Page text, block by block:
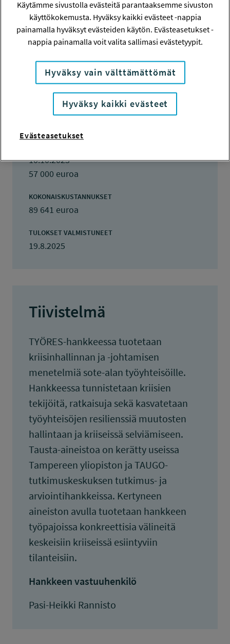
TOTEUTTAJA
Tampereen korkeakoulusäätiö sr
LISÄTIETOJA
Pasi-Heikki Rannisto
pasi-heikki.rannisto@tuni.fi
TOTEUTUSAIKA
10.10.2023
57 000 euroa
KOKONAISKUSTANNUKSET
89 641 euroa
TULOKSET VALMISTUNEET
19.8.2025
Tiivistelmä
TYÖRES-hankkeessa tuotetaan
kriisinhallinnan ja -johtamisen
menetelmiä sote-alan työyhteisöille.
Hankkeessa tunnistetaan kriisien
tekijöitä, ratkaisuja sekä kasvatetaan
työyhteisöjen resilienssiä muutosten
hallintaan ja kriiseissä selviämiseen.
Tausta-aineistoa on kerätty useissa
Tampereen yliopiston ja TAUGO-
tutkimuskeskuksen tutkimus- ja
arviointihankkeissa. Kertyneen
aineiston avulla tuotetaan hankkeen
työpajoissa konkreettisia välineitä
keskeisiin kriiseissä esiintyviin
tilanteisiin.
Hankkeen vastuuhenkilö
Pasi-Heikki Rannisto
Käytämme sivustolla evästeitä parantaaksemme sivuston
käyttökokemusta. Hyväksy kaikki evästeet -nappia
painamalla hyväksyt evästeiden käytön. Evästeasetukset -
nappia painamalla voit valita sallimasi evästetyypit.
Hyväksy vain välttämättömät
Hyväksy kaikki evästeet
Evästeasetukset